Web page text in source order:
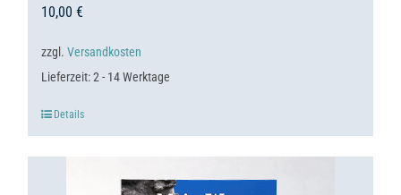
10,00 €
zzgl. Versandkosten
Lieferzeit:2 - 14 Werktage
Details